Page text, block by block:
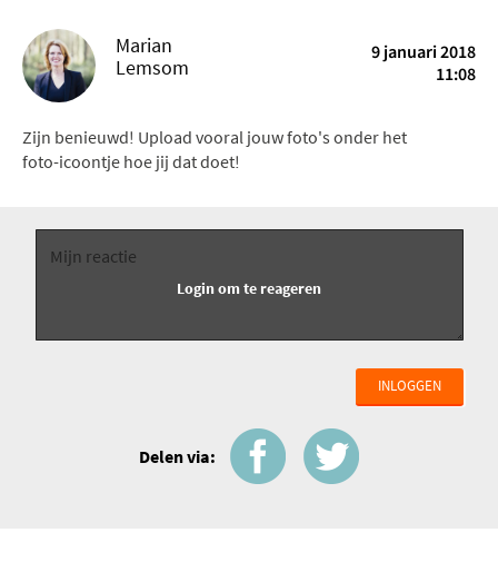
Marian
Lemsom
9 januari 2018
11:08
Zijn benieuwd! Upload vooral jouw foto's onder het
foto-icoontje hoe jij dat doet!
INLOGGEN
Delen via: